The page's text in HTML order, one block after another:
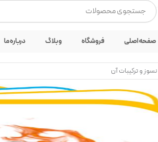
جستجو
کردن
صفحه اصلی فروشگاه وبلاگ درباره ما
و ترکیبات آن